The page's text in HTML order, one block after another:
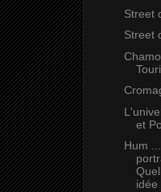
Street
Street
et
Hum
idée